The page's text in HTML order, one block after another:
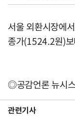
서울 외환시장에
종가(1524.2원)
◎공감언론 뉴시
관련기사